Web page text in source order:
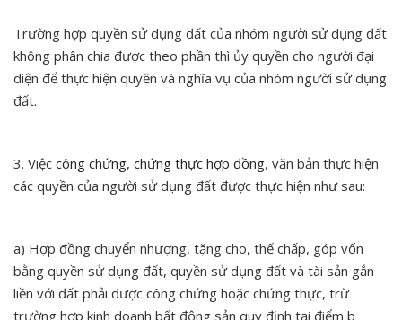
Trường hợp quyền sử dụng đất của nhóm người sử dụng đất
không phân chia được theo phần thì ủy quyền cho người đại
diện để thực hiện quyền và nghĩa vụ của nhóm người sử dụng
đất.
3. Việc công chứng, chứng thực hợp đồng, văn bản thực hiện
các quyền của người sử dụng đất được thực hiện như sau:
a) Hợp đồng chuyển nhượng, tặng cho, thế chấp, góp vốn
bằng quyền sử dụng đất, quyền sử dụng đất và tài sản gắn
liền với đất phải được công chứng hoặc chứng thực, trừ
trường hợp kinh doanh bất động sản quy định tại điểm b